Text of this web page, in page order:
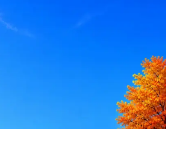
с AI: рынки, позиции, вилка, каналы